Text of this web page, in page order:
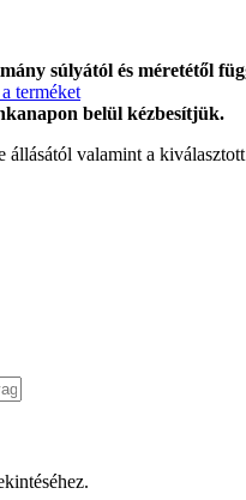
súlyától és méretétől
terméket
belül kézbesítjük.
állásától valamint a